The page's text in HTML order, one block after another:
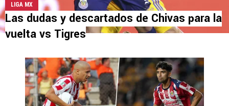
LIGA MX
Las dudas y descartados de Chivas para la
vuelta vs Tigres